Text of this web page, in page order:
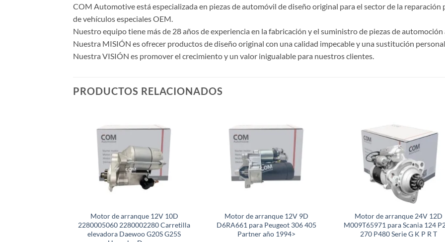
COM Automotive está especializada en piezas de automóvil de diseño original para el sector de la
de vehículos especiales OEM.
Nuestro equipo tiene más de 28 años de experiencia en la fabricación y el suministro de piezas de automoción
Nuestra MISIÓN es ofrecer productos de diseño original con una calidad impecable y una sustitución
Nuestra VISIÓN es promover el crecimiento y un valor inigualable para nuestros clientes.
PRODUCTOS RELACIONADOS
Motor de arranque 12V 10D
2280005060 2280002280 Carretilla
elevadora Daewoo G20S G25S
Motor de arranque 12V 9D
D6RA661 para Peugeot 306 405
Partner año 1994>
Motor de arranque 24V 12D
M009T65971 para Scania 124
270 P480 Serie G K P R T